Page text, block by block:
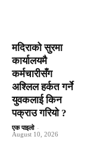
मदिराको सुरमा
कार्यालयमै
कर्मचारीसँग
अश्लिल हर्कत गर्ने
युवकलाई किन
पक्राउ गरियाे ?
एक पाइलो -
August 10, 2026